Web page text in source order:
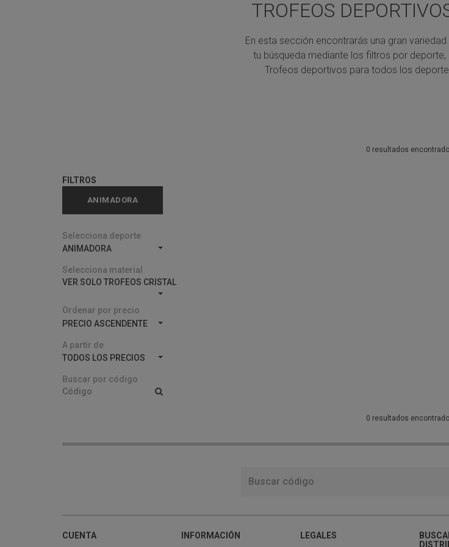
TROFEOS
En esta sección encontrarás una gran
tu búsqueda mediante los filtros por
Trofeos deportivos para todos los
0 resultados
FILTROS
ANIMADORA
Selecciona deporte
ANIMADORA
Selecciona material
VER SOLO TROFEOS CRISTAL
Ordenar por precio
PRECIO ASCENDENTE
A partir de
TODOS LOS PRECIOS
Buscar por código
0 resultados
CUENTA INFORMACIÓN LEGALES